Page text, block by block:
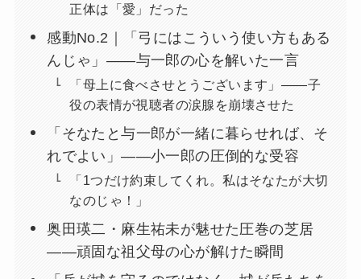
正体は「愛」だった
感動No.2｜「弓にはこういう使い方もある
んじゃ」——与一郎の心を解いた一言
「母上に食べさせとうございます」——子
役の表情が視聴者の涙腺を崩壊させた
「そなたと与一郎が一緒に暮らせれば、そ
れでよい」——小一郎の圧倒的な受容
「1つだけ約束してくれ。私はそなたが大切
なのじゃ！」
奥田瑛二・麻生祐未が魅せた圧巻の芝居
——頑固な祖父母の心が解けた瞬間